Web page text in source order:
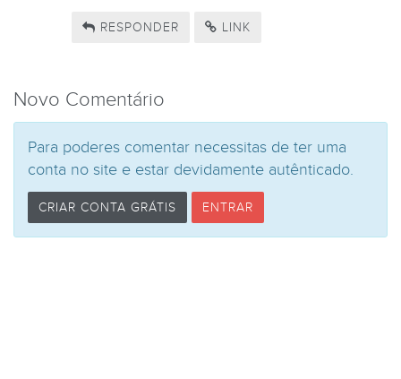
RESPONDER LINK
Novo Comentário
Para poderes comentar necessitas de ter uma
conta no site e estar devidamente autênticado.
CRIAR CONTA GRÁTIS ENTRAR